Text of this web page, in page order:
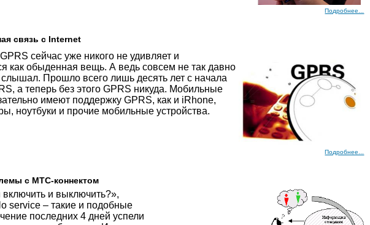
Подробнее...
связь с Internet
сейчас уже никого не удивляет и
как обыденная вещь. А ведь совсем не так давно
Прошло всего лишь десять лет с начала
а теперь без этого GPRS никуда. Мобильные
имеют поддержку GPRS, как и iRhone,
ноутбуки и прочие мобильные устройства.
Подробнее...
с МТС-коннектом
и выключить?»,
service – такие и подобные
последних 4 дней успели